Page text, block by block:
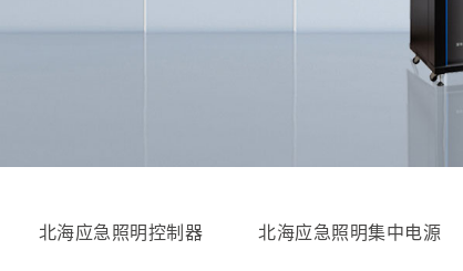
北海应急照明控制器 北海应急照明集中电源